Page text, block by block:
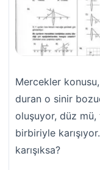
Mercekler
duran o sinir
oluşuyor, düz
birbiriyle
karışıksa?